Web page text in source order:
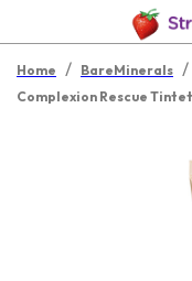
Home / BareMinerals /
Complexion Rescue